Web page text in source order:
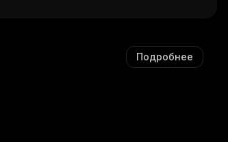
Подробнее